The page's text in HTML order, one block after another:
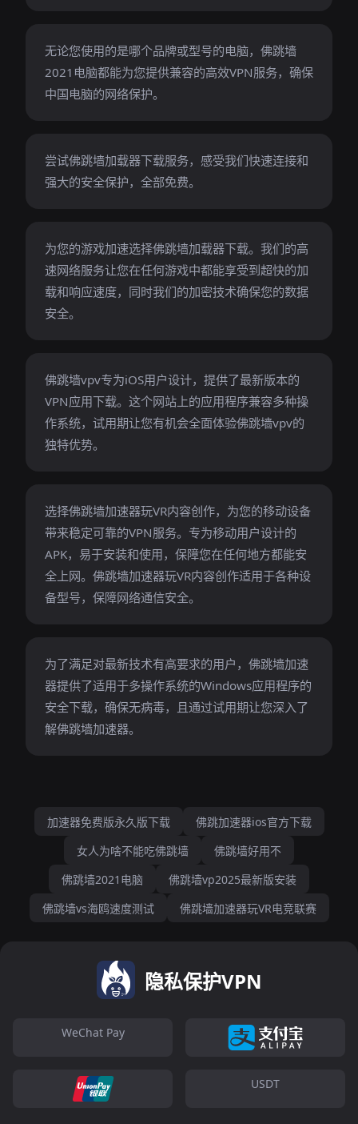
无论您使用的是哪个品牌或型号的电脑，佛跳墙
2021电脑都能为您提供兼容的高效VPN服务，确保
中国电脑的网络保护。
尝试佛跳墙加载器下载服务，感受我们快速连接和
强大的安全保护，全部免费。
为您的游戏加速选择佛跳墙加载器下载。我们的高
速网络服务让您在任何游戏中都能享受到超快的加
载和响应速度，同时我们的加密技术确保您的数据
安全。
佛跳墙vpv专为iOS用户设计，提供了最新版本的
VPN应用下载。这个网站上的应用程序兼容多种操
作系统，试用期让您有机会全面体验佛跳墙vpv的
独特优势。
选择佛跳墙加速器玩VR内容创作，为您的移动设备
带来稳定可靠的VPN服务。专为移动用户设计的
APK，易于安装和使用，保障您在任何地方都能安
全上网。佛跳墙加速器玩VR内容创作适用于各种设
备型号，保障网络通信安全。
为了满足对最新技术有高要求的用户，佛跳墙加速
器提供了适用于多操作系统的Windows应用程序的
安全下载，确保无病毒，且通过试用期让您深入了
解佛跳墙加速器。
加速器免费版永久版下载
佛跳加速器ios官方下载
女人为啥不能吃佛跳墙
佛跳墙好用不
佛跳墙2021电脑
佛跳墙vp2025最新版安装
佛跳墙vs海鸥速度测试
佛跳墙加速器玩VR电竞联赛
隐私保护VPN
WeChat Pay
USDT